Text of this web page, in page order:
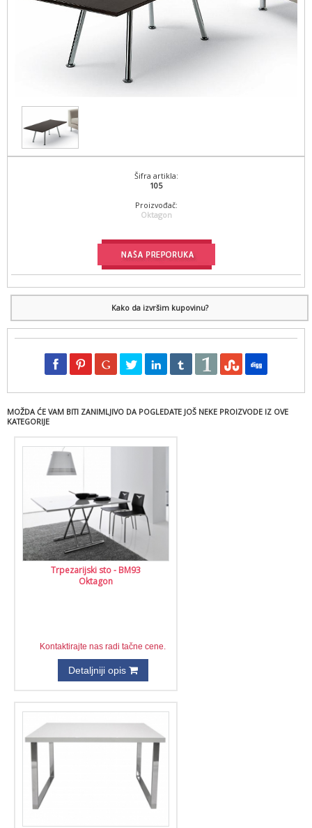
Šifra artikla:
105
Proizvođač:
Oktagon
Kako da izvršim kupovinu?
MOŽDA ĆE VAM BITI ZANIMLJIVO DA POGLEDATE JOŠ NEKE PROIZVODE IZ OVE
KATEGORIJE
Trpezarijski sto - BM93
Oktagon
Kontaktirajte nas radi tačne cene.
Detaljniji opis